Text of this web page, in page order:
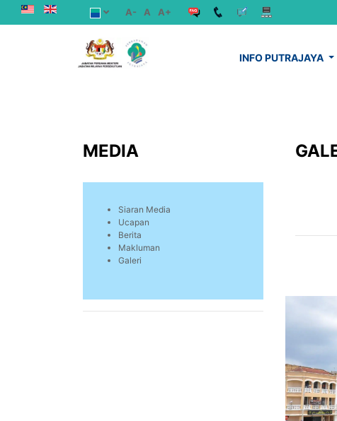
A- A A+
INFO PUTRAJAYA
MEDIA
Siaran Media
Ucapan
Berita
Makluman
Galeri